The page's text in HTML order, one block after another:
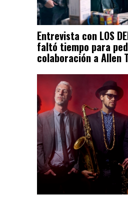
Entrevista con LOS
faltó tiempo para
colaboración a Allen